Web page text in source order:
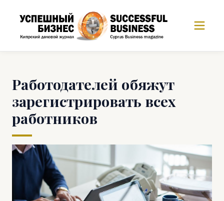
Работодателей обяжут
зарегистрировать всех
работников